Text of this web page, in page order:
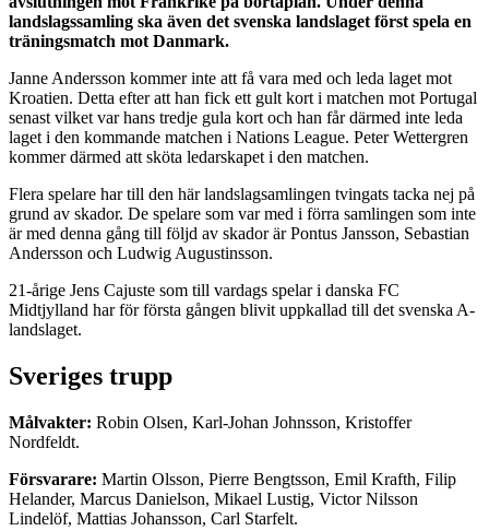
landslagssamling ska även det svenska landslaget först spela en
träningsmatch mot Danmark.
Janne Andersson kommer inte att få vara med och leda laget mot
Kroatien. Detta efter att han fick ett gult kort i matchen mot Portugal
senast vilket var hans tredje gula kort och han får därmed inte leda
laget i den kommande matchen i Nations League. Peter Wettergren
kommer därmed att sköta ledarskapet i den matchen.
Flera spelare har till den här landslagsamlingen tvingats tacka nej på
grund av skador. De spelare som var med i förra samlingen som inte
är med denna gång till följd av skador är Pontus Jansson, Sebastian
Andersson och Ludwig Augustinsson.
21-årige Jens Cajuste som till vardags spelar i danska FC
Midtjylland har för första gången blivit uppkallad till det svenska A-
landslaget.
Sveriges trupp
Målvakter: Robin Olsen, Karl-Johan Johnsson, Kristoffer
Nordfeldt.
Försvarare: Martin Olsson, Pierre Bengtsson, Emil Krafth, Filip
Helander, Marcus Danielson, Mikael Lustig, Victor Nilsson
Lindelöf, Mattias Johansson, Carl Starfelt.